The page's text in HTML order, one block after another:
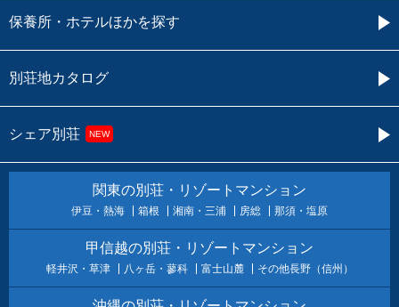
保養所・ホテルほかを探す
別荘地カタログ
シェア別荘 NEW
関東の別荘・リゾートマンション
伊豆・熱海 箱根 湘南・三浦 房総 那須・塩原
甲信越の別荘・リゾートマンション
軽井沢・草津 八ヶ岳・蓼科 富士山麓 その他長野（信州）